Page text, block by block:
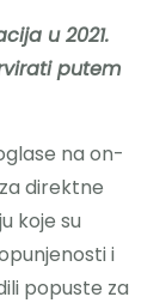
u 2021.
putem
na on-
direktne
koje su
i
popuste za